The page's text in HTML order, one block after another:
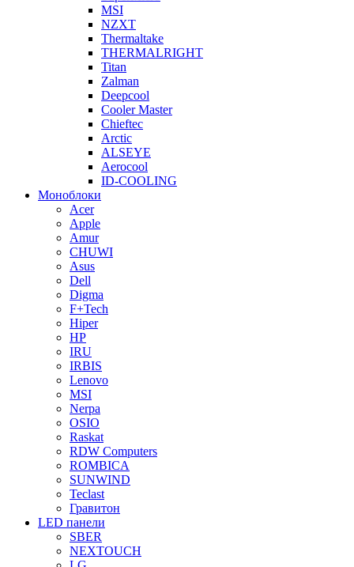
MSI
NZXT
Thermaltake
THERMALRIGHT
Titan
Zalman
Deepcool
Cooler Master
Chieftec
Arctic
ALSEYE
Aerocool
ID-COOLING
Моноблоки
Acer
Apple
Amur
CHUWI
Asus
Dell
Digma
F+Tech
Hiper
HP
IRU
IRBIS
Lenovo
MSI
Nerpa
OSIO
Raskat
RDW Computers
ROMBICA
SUNWIND
Teclast
Гравитон
LED панели
SBER
NEXTOUCH